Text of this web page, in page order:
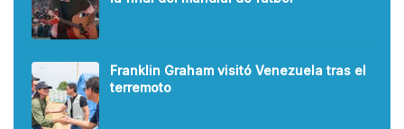
Franklin Graham visitó Venezuela tras el
terremoto